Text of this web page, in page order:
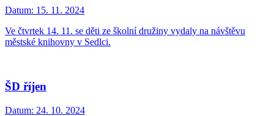
Datum: 15. 11. 2024
Ve čtvrtek 14. 11. se děti ze školní družiny vydaly na návštěvu
městské knihovny v Sedlci.
ŠD říjen
Datum: 24. 10. 2024